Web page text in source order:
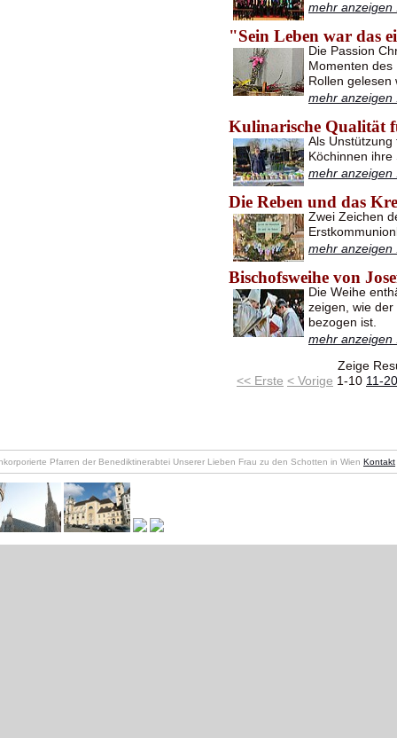
mehr anzeigen
"Sein Leben war das
Die Passion
Momenten
Rollen gelesen
mehr anzeigen
Kulinarische Qualität
Als
Köchinnen ihre
mehr anzeigen
Die Reben und das
Zwei Zeichen
mehr anzeigen
Bischofsweihe von
Die Weihe
zeigen, wie der
bezogen ist.
mehr anzeigen
Zeige
<< Erste < Vorige 1-10 11-20
Pfarren der Benediktinerabtei Unserer Lieben Frau zu den Schotten in Wien Kontakt